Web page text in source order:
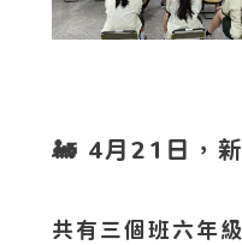
🚂 4月21日，
共有三個班六年